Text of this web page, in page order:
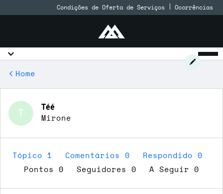
Condições de Oferta de Serviços Ocorrências
Home
T
Téé
Mirone
Tópico 1 Comentários 0
Respondido 0
Pontos 0
Seguidores 0 A Seguir 0